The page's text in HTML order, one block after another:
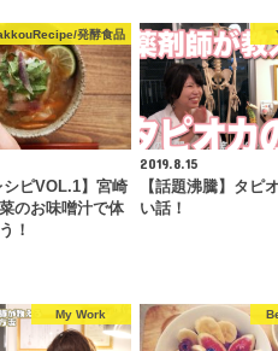
発酵食品
シピVOL.1】宮崎
のお味噌汁で体
！
2019.8.15
【話題沸騰】タピ
い話！
My Work